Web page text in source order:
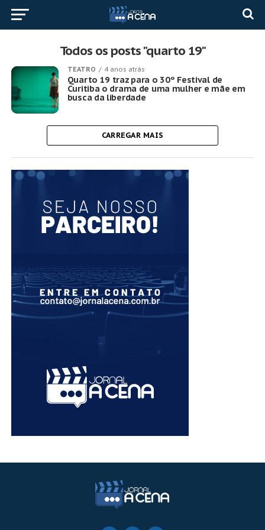
Todos os posts "quarto 19"
TEATRO 4 anos atrás
Quarto 19 traz para o 30º Festival de
Curitiba o drama de uma mulher e mãe em
busca da liberdade
CARREGAR MAIS